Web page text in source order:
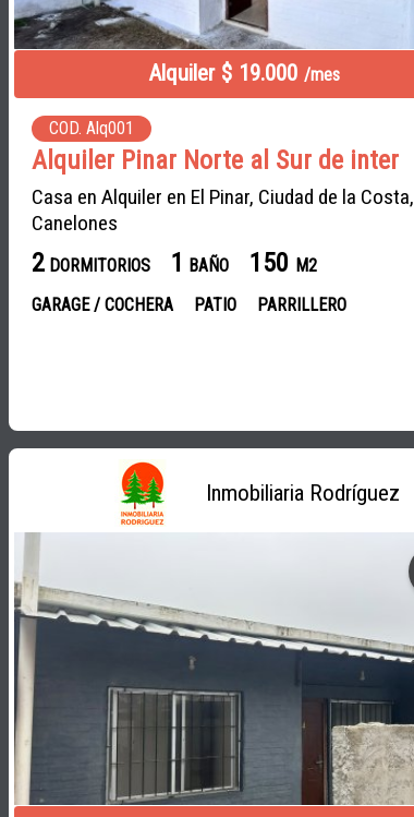
Alquiler $ 19.000 /mes
COD. Alq001
Alquiler Pinar Norte al Sur de inter
Casa en Alquiler en El Pinar, Ciudad de la Costa,
Canelones
2 DORMITORIOS 1 BAÑO 150 M2
GARAGE / COCHERA
PATIO PARRILLERO
Inmobiliaria Rodríguez